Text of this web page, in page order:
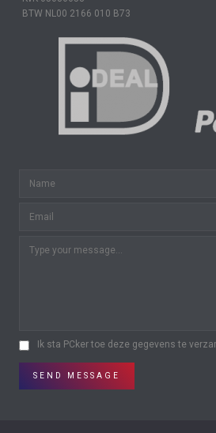
BTW NL00 2166 010 B73
Ik sta PCker toe deze gegevens te
SEND MESSAGE